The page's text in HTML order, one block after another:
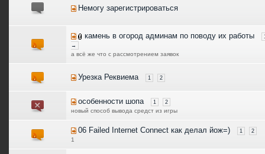
Немогу зарегистрироваться
камень в огород админам по поводу их работы
→
а всё же что с рассмотрением заявок
Урезка Реквиема 1 2
особенности шопа 1 2
новый способ вывода средст из игры
06 Failed Internet Connect как делал йож=) 1 2
1